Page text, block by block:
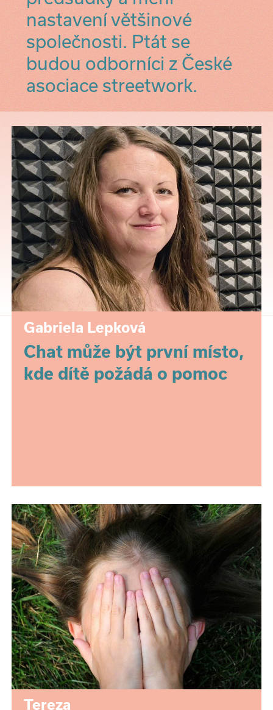
nastavení většinové
společnosti. Ptát se
budou odborníci z České
asociace streetwork.
Gabriela Lepková
Chat může být první místo,
kde dítě požádá o pomoc
Tereza